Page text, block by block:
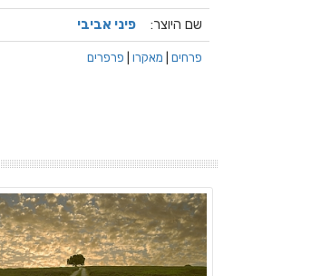
שם היוצר: פיני אביבי
פרחים מאקרו פרפרים